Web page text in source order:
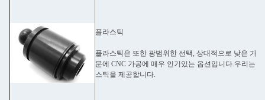
플라스틱
플라스틱은 또한 광범위한 선택, 상대적으로 낮은 가
문에 CNC 가공에 매우 인기있는 옵션입니다.우리는
스틱을 제공합니다.